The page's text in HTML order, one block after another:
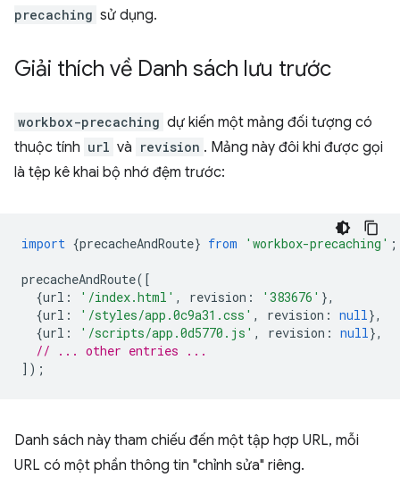
precaching sử dụng.
Giải thích về Danh sách lưu trước
workbox-precaching dự kiến một mảng đối tượng có
thuộc tính url và revision . Mảng này đôi khi được gọi
là tệp kê khai bộ nhớ đệm trước:
import {precacheAndRoute} from 'workbox-precaching' ;
precacheAndRoute([
{url : '/index.html' , revision : '383676' },
{url : '/styles/app.0c9a31.css' , revision : null},
{url : '/scripts/app.0d5770.js' , revision : null},
// ... other entries ...
]);
Danh sách này tham chiếu đến một tập hợp URL, mỗi
URL có một phần thông tin "chỉnh sửa" riêng.